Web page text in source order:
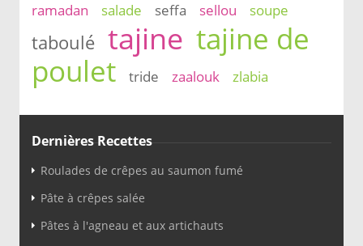
ramadan salade seffa sellou soupe
taboulé tajine tajine de
poulet
tride zaalouk zlabia
Dernières Recettes
Roulades de crêpes au saumon fumé
Pâte à crêpes salée
Pâtes à l'agneau et aux artichauts